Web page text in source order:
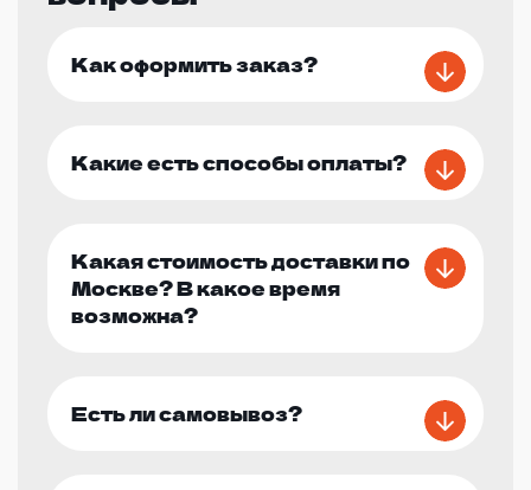
Как оформить заказ?
Какие есть способы оплаты?
Какая стоимость доставки по
Москве? В какое время
возможна?
Есть ли самовывоз?